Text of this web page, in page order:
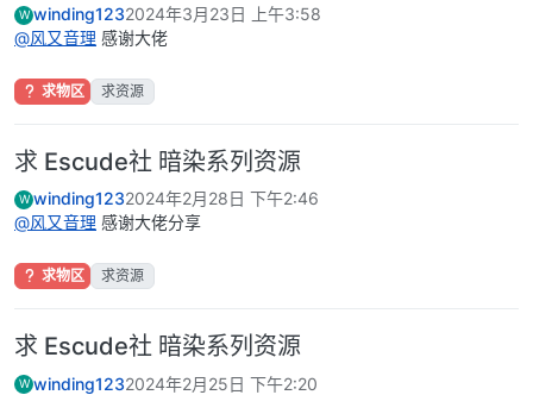
W winding1232024年3月23日 上午3:58
@风又音理 感谢大佬
求物区 求资源
求 Escude社 暗染系列资源
W winding1232024年2月28日 下午2:46
@风又音理 感谢大佬分享
求物区 求资源
求 Escude社 暗染系列资源
W winding1232024年2月25日 下午2:20